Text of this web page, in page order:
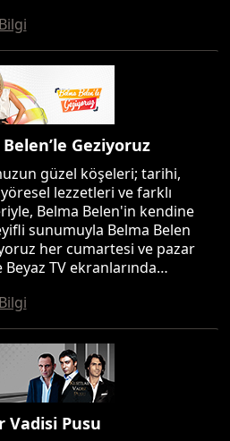
Geziyoruz
güzel köşeleri; tarihi,
lezzetleri ve farklı
Belma Belen'in kendine
sunumuyla Belma Belen
her cumartesi ve pazar
Beyaz TV ekranlarında…
Vadisi Pusu